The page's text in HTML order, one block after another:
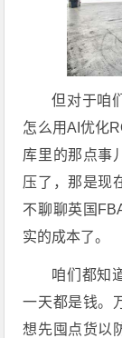
但对于咱
怎么用AI优化
库里的那点事
压了，那是现
不聊聊英国
实的成本了。
咱们都知
一天都是钱。
想先囤点货以